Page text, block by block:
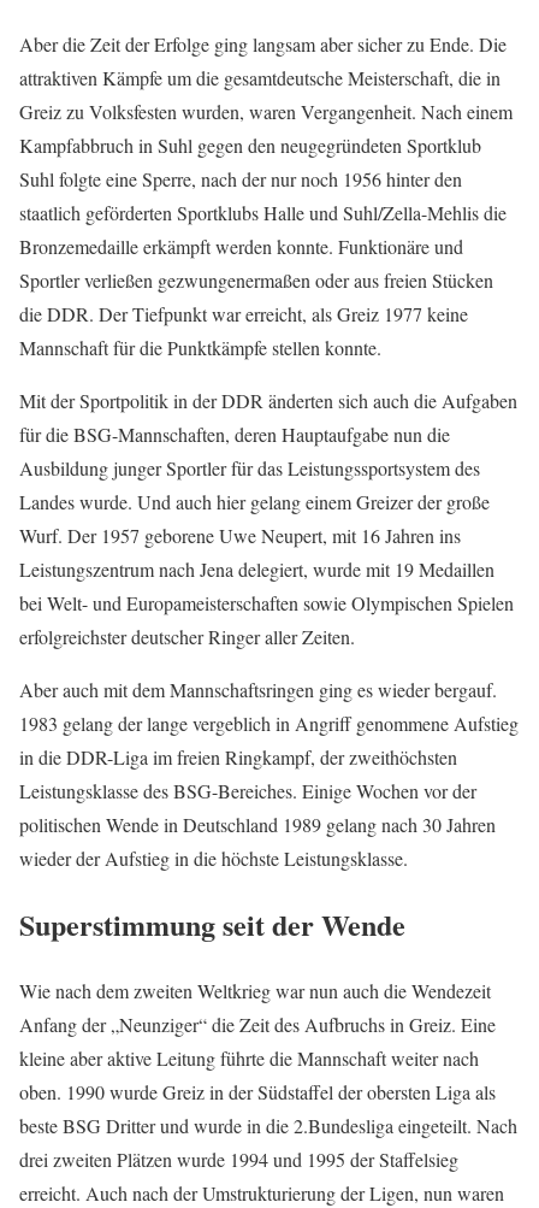
Aber die Zeit der Erfolge ging langsam aber sicher zu Ende. Die
attraktiven Kämpfe um die gesamtdeutsche Meisterschaft, die in
Greiz zu Volksfesten wurden, waren Vergangenheit. Nach einem
Kampfabbruch in Suhl gegen den neugegründeten Sportklub
Suhl folgte eine Sperre, nach der nur noch 1956 hinter den
staatlich geförderten Sportklubs Halle und Suhl/Zella-Mehlis die
Bronzemedaille erkämpft werden konnte. Funktionäre und
Sportler verließen gezwungenermaßen oder aus freien Stücken
die DDR. Der Tiefpunkt war erreicht, als Greiz 1977 keine
Mannschaft für die Punktkämpfe stellen konnte.
Mit der Sportpolitik in der DDR änderten sich auch die Aufgaben
für die BSG-Mannschaften, deren Hauptaufgabe nun die
Ausbildung junger Sportler für das Leistungssportsystem des
Landes wurde. Und auch hier gelang einem Greizer der große
Wurf. Der 1957 geborene Uwe Neupert, mit 16 Jahren ins
Leistungszentrum nach Jena delegiert, wurde mit 19 Medaillen
bei Welt- und Europameisterschaften sowie Olympischen Spielen
erfolgreichster deutscher Ringer aller Zeiten.
Aber auch mit dem Mannschaftsringen ging es wieder bergauf.
1983 gelang der lange vergeblich in Angriff genommene Aufstieg
in die DDR-Liga im freien Ringkampf, der zweithöchsten
Leistungsklasse des BSG-Bereiches. Einige Wochen vor der
politischen Wende in Deutschland 1989 gelang nach 30 Jahren
wieder der Aufstieg in die höchste Leistungsklasse.
Superstimmung seit der Wende
Wie nach dem zweiten Weltkrieg war nun auch die Wendezeit
Anfang der „Neunziger“ die Zeit des Aufbruchs in Greiz. Eine
kleine aber aktive Leitung führte die Mannschaft weiter nach
oben. 1990 wurde Greiz in der Südstaffel der obersten Liga als
beste BSG Dritter und wurde in die 2.Bundesliga eingeteilt. Nach
drei zweiten Plätzen wurde 1994 und 1995 der Staffelsieg
erreicht. Auch nach der Umstrukturierung der Ligen, nun waren